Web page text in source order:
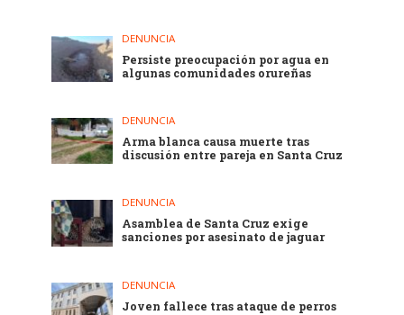
DENUNCIA
Persiste preocupación por agua en
algunas comunidades orureñas
DENUNCIA
Arma blanca causa muerte tras
discusión entre pareja en Santa Cruz
DENUNCIA
Asamblea de Santa Cruz exige
sanciones por asesinato de jaguar
DENUNCIA
Joven fallece tras ataque de perros